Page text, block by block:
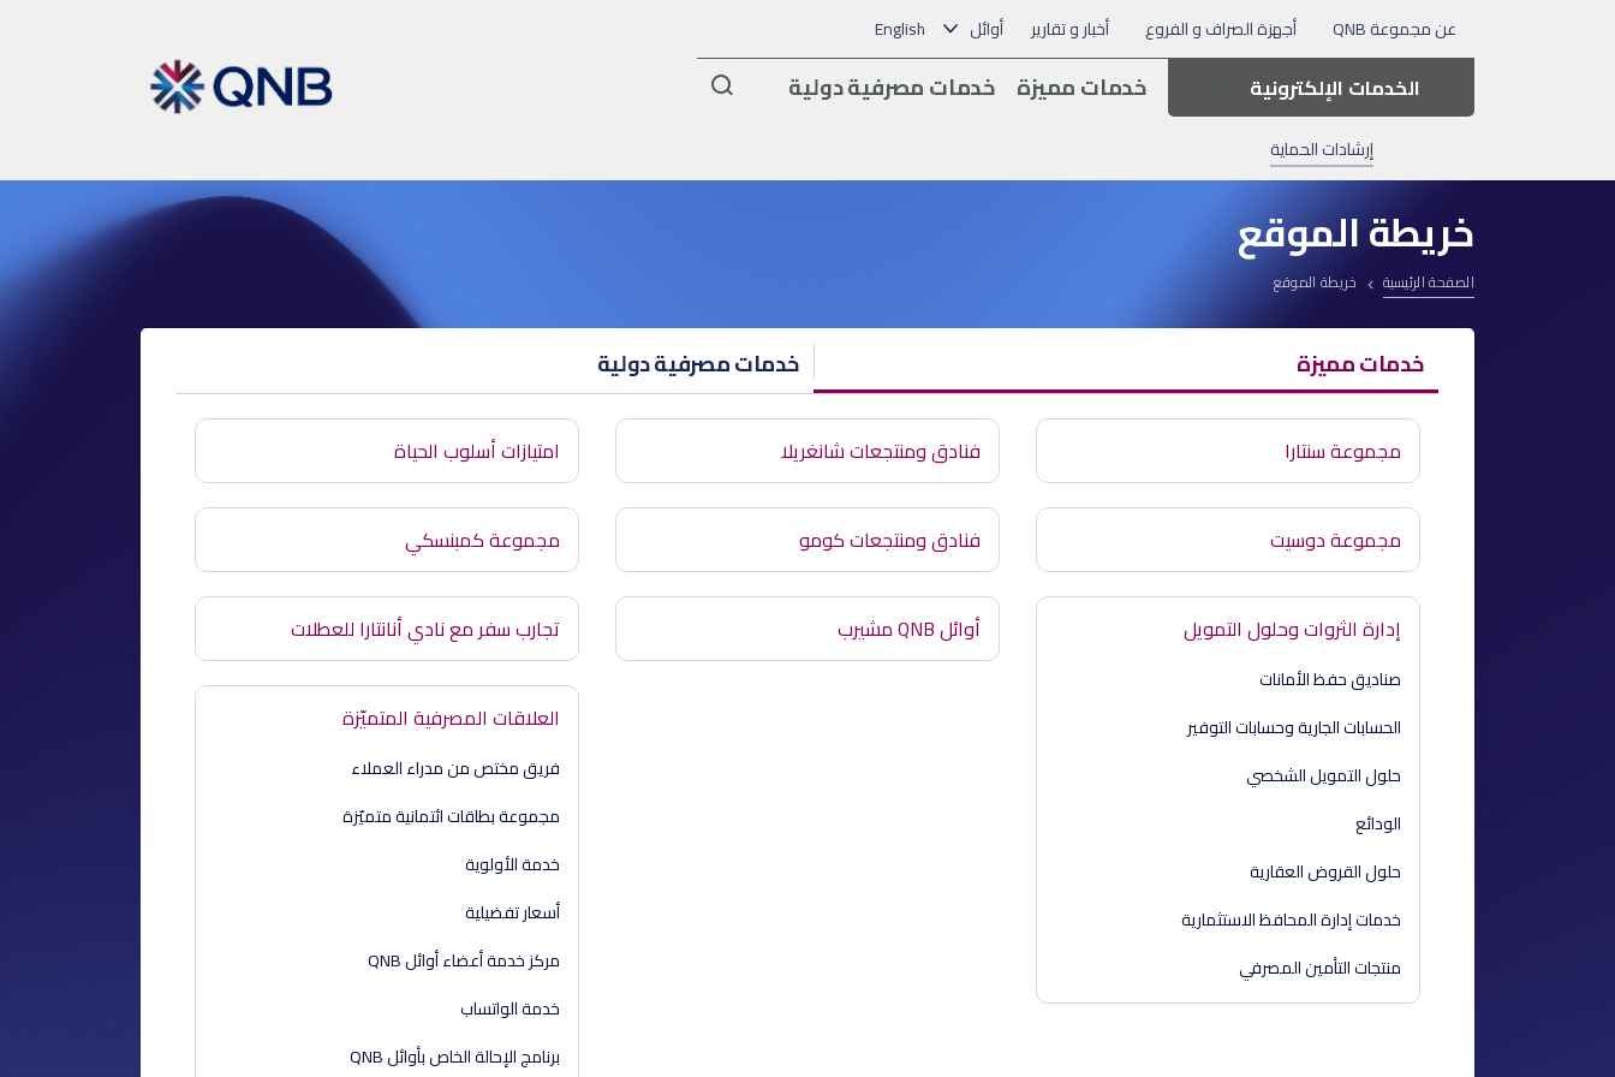
عن مجموعة QNB أجهزة الصراف و الفروع أخبار و تقارير أوائل English
خدمات مميزة خدمات مصرفية دوليةArama الخدمات الإلكترونية
إرشادات الحماية
خريطة الموقع
الصفحة الرئيسية خريطة الموقع
خدمات مميزة خدمات مصرفية دولية
امتيازات أسلوب الحياة فنادق ومنتجعات شانغريلا مجموعة سنتارا
مجموعة كمبنسكي فنادق ومنتجعات كومو مجموعة دوسيت
تجارب سفر مع نادي أنانتارا للعطلات أوائل QNB مشيرب إدارة الثروات وحلول التمويل
صناديق حفظ الأمانات
الحسابات الجارية وحسابات التوفير
حلول التمويل الشخصي
الودائع
حلول القروض العقارية
خدمات إدارة المحافظ الاستثمارية
منتجات التأمين المصرفي
العلاقات المصرفية المتميّزة
فريق مختص من مدراء العملاء
مجموعة بطاقات ائتمانية متميّزة
خدمة الأولوية
أسعار تفضيلية
مركز خدمة أعضاء أوائل QNB
خدمة الواتساب
برنامج الإحالة الخاص بأوائل QNB